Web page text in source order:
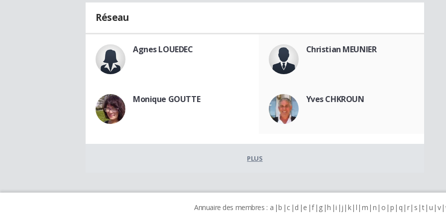
Réseau
Agnes LOUEDEC Christian MEUNIER
Monique GOUTTE Yves CHKROUN
PLUS
Annuaire des membres : a b c d e f g h i j k l m n o p q r s t u v